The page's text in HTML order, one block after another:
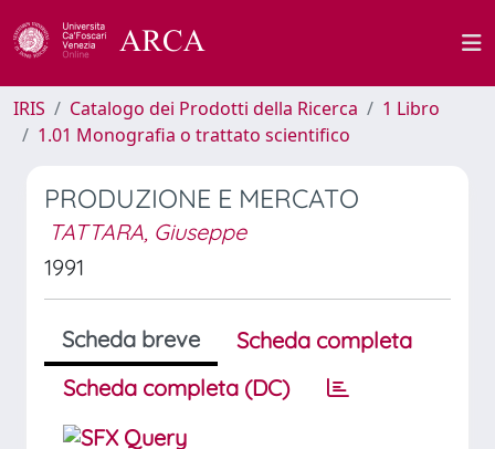
IRIS Catalogo dei Prodotti della Ricerca
1 Libro
1.01 Monografia o trattato scientifico
PRODUZIONE E MERCATO
TATTARA, Giuseppe
1991
Scheda breve
Scheda completa
Scheda completa (DC)